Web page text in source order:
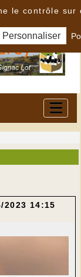
2023 14:15
le contrôle sur
Personnaliser